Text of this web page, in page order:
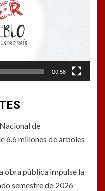
00:58
de
6.6 millones de árboles
obra pública impulse la
semestre de 2026